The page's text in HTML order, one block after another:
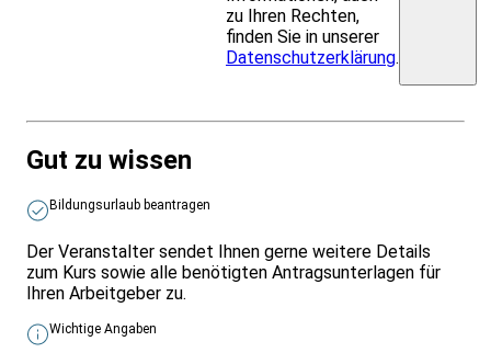
zu Ihren Rechten,
finden Sie in unserer
Datenschutzerklärung.
Gut zu wissen
Bildungsurlaub beantragen
Der Veranstalter sendet Ihnen gerne weitere Details
zum Kurs sowie alle benötigten Antragsunterlagen für
Ihren Arbeitgeber zu.
Wichtige Angaben